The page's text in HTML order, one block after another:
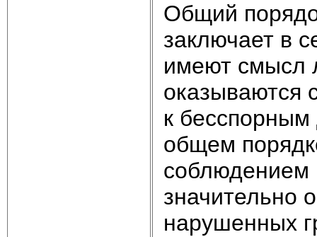
Общий
заключает в
имеют смысл
оказываются
к
общем
соблюдением
значительно
нарушенных